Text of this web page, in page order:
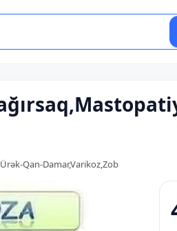
Qan-Damar,Varikoz,Zob